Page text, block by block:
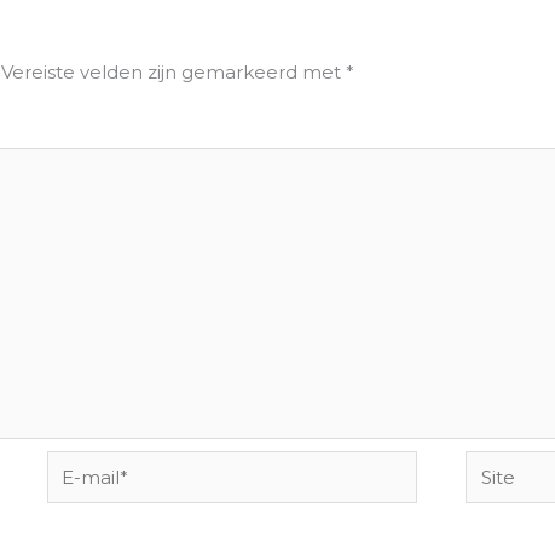
Vereiste velden zijn gemarkeerd met *
E-
mail*
Site